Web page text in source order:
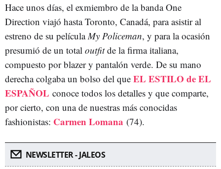
Hace unos días, el exmiembro de la banda One
Direction viajó hasta Toronto, Canadá, para asistir al
estreno de su películaMy Policeman, y para la ocasión
presumió de un total outfitde la firma italiana,
compuesto por blazer y pantalón verde. De su mano
derecha colgaba un bolso del que EL ESTILO de EL
ESPAÑOL conoce todos los detalles y que comparte,
por cierto, con una de nuestras más conocidas
fashionistas: Carmen Lomana (74).
NEWSLETTER - JALEOS